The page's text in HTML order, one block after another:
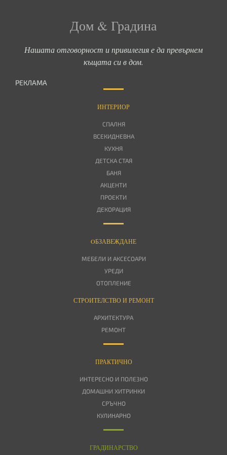
Дом & Градина
Нашата отговорност и привилегия е да превърнем
къщата си в дом.
РЕКЛАМА
ИНТЕРИОР
СПАЛНЯ
ВСЕКИДНЕВНА
КУХНЯ
ДЕТСКА СТАЯ
БАНЯ
АКЦЕНТИ
ПРОЕКТИ
ДЕКОРАЦИЯ
OБЗАВЕЖДАНЕ
МЕБЕЛИ И АКСЕСОАРИ
УРЕДИ
ОТОПЛЕНИЕ
СТРОИТЕЛСТВО И РЕМОНТ
АРХИТЕКТУРА
РЕМОНТ
ПРАКТИЧНО
ИНТЕРЕСНО И ПОЛЕЗНО
ДОМАШНИ ХИТРИНКИ
СРЪЧНО
КУЛИНАРНО
ГРАДИНАРСТВО